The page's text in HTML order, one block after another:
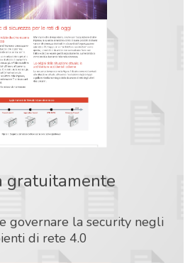
gratuitamente
governare la security negli
di rete 4.0